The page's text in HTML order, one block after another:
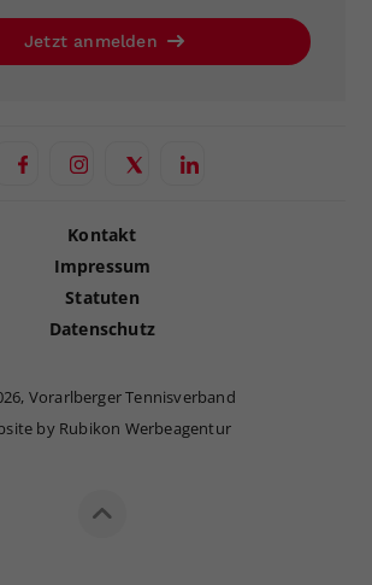
Jetzt anmelden
Kontakt
Impressum
Statuten
Datenschutz
Vorarlberger Tennisverband
by Rubikon Werbeagentur